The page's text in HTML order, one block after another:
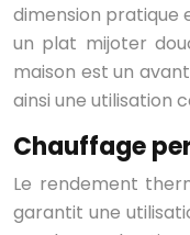
dimension pratique
un plat mijoter
maison est un
ainsi une utilisation
Chauffage
Le rendement
garantit une